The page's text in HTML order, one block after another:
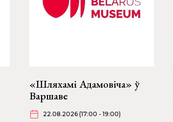
«Шляхамі Адамовіча» ў
Варшаве
22.08.2026 (17:00 - 19:00)